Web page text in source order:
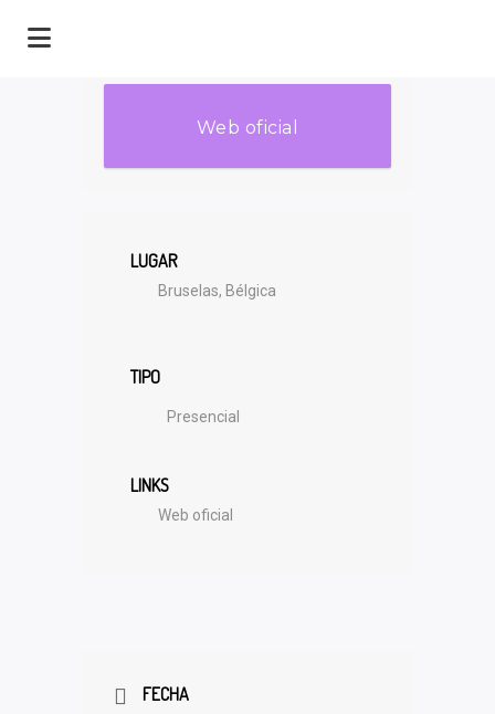
Web oficial
LUGAR
Bruselas, Bélgica
TIPO
Presencial
LINKS
Web oficial
FECHA